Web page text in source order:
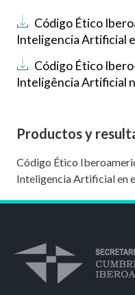
Documento
Código Ético
Inteligencia Artificial
Documento
Código Ético
Inteligência Artificial
Productos y
Código Ético
Inteligencia Artificial en